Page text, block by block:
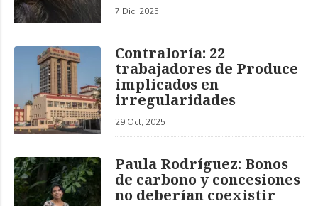
7 Dic, 2025
Contraloría: 22
trabajadores de Produce
implicados en
irregularidades
29 Oct, 2025
Paula Rodríguez: Bonos
de carbono y concesiones
no deberían coexistir